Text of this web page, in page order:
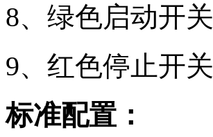
8、绿色启动开关
9、红色停止开关
标准配置：